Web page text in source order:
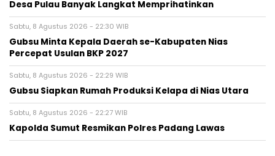
Desa Pulau Banyak Langkat Memprihatinkan
Sabtu, 8 Agustus 2026 - 22:30 WIB
Gubsu Minta Kepala Daerah se-Kabupaten Nias
Percepat Usulan BKP 2027
Sabtu, 8 Agustus 2026 - 22:29 WIB
Gubsu Siapkan Rumah Produksi Kelapa di Nias Utara
Sabtu, 8 Agustus 2026 - 22:27 WIB
Kapolda Sumut Resmikan Polres Padang Lawas